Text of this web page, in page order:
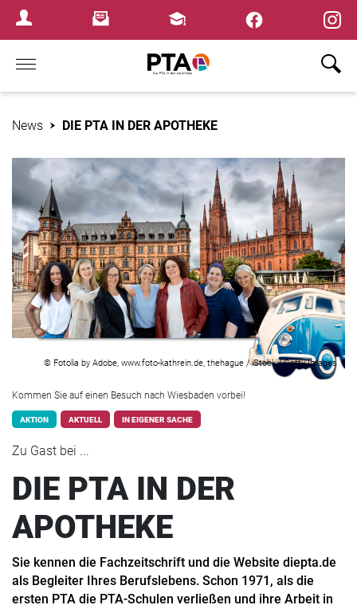
Login MenuNewsletterFortbildungen
Home
News DIE PTA IN DER APOTHEKE
© Fotolia by Adobe, www.foto-kathrein.de, thehague / iStock / Getty Images
Kommen Sie auf einen Besuch nach Wiesbaden vorbei!
AKTION AKTUELL IN EIGENER SACHE
Zu Gast bei ...
DIE PTA IN DER
APOTHEKE
Sie kennen die Fachzeitschrift und die Website diepta.de
als Begleiter Ihres Berufslebens. Schon 1971, als die
ersten PTA die PTA-Schulen verließen und ihre Arbeit in
×